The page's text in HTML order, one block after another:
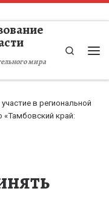
мира
Search
в региональной
край: